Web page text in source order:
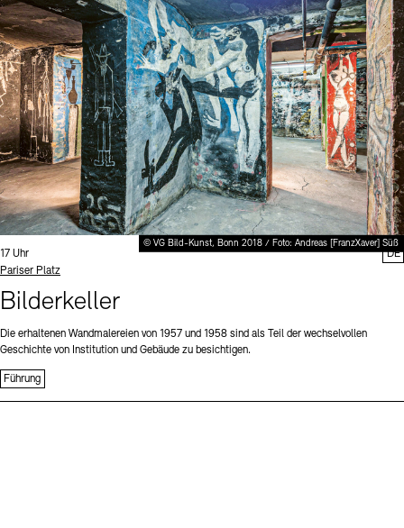
Stellenangebote Newsletter Presse
Nachhaltigkeit Kontakt
Digitale Sammlungen Exil-Archive
© VG Bild-Kunst, Bonn 2018 / Foto: Andreas [FranzXaver] Süß
Uhrzeit:
17 Uhr
Standort
Pariser Platz
Bilderkeller
Die erhaltenen Wandmalereien von 1957 und 1958 sind als Teil der wechselvollen
Geschichte von Institution und Gebäude zu besichtigen.
Führung
DE